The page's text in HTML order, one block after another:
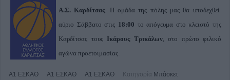
Α.Σ. Καρδίτσας. Η ομάδα της πόλης μας θα υποδεχθεί
αύριο Σάββατο στις 18:00 το απόγευμα στο κλειστό της
Καρδίτσας τους Ικάρους Τρικάλων, στο πρώτο φιλικό
αγώνα προετοιμασίας.
Α1 ΕΣΚΑΘ Α1 ΕΣΚΑΘ Α1 ΕΣΚΑΘ Κατηγορία Μπάσκετ